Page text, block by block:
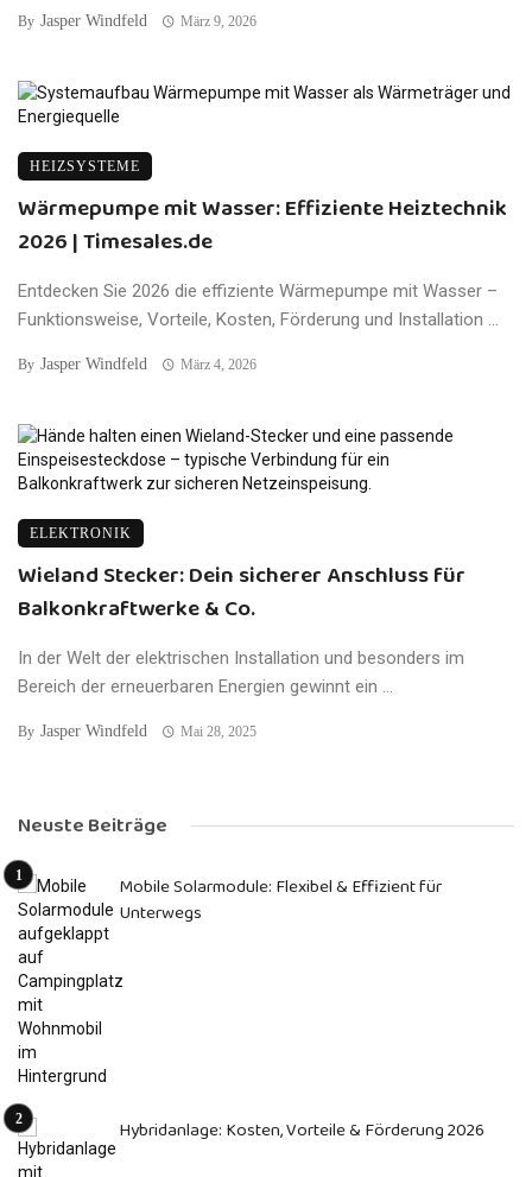
By Jasper Windfeld März 9, 2026
HEIZSYSTEME
Wärmepumpe mit Wasser: Effiziente Heiztechnik
2026 | Timesales.de
Entdecken Sie 2026 die effiziente Wärmepumpe mit Wasser –
Funktionsweise, Vorteile, Kosten, Förderung und Installation ...
By Jasper Windfeld März 4, 2026
ELEKTRONIK
Wieland Stecker: Dein sicherer Anschluss für
Balkonkraftwerke & Co.
In der Welt der elektrischen Installation und besonders im
Bereich der erneuerbaren Energien gewinnt ein ...
By Jasper Windfeld Mai 28, 2025
Neuste Beiträge
Mobile Solarmodule: Flexibel & Effizient für
Unterwegs
Hybridanlage: Kosten, Vorteile & Förderung 2026